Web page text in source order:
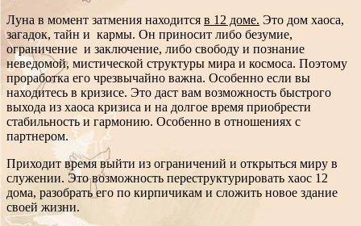
Луна в момент затмения находится в 12 доме. Это дом хаоса,
загадок, тайн и кармы. Он приносит либо безумие,
ограничение и заключение, либо свободу и познание
неведомой, мистической структуры мира и космоса. Поэтому
проработка его чрезвычайно важна. Особенно если вы
находитесь в кризисе. Это даст вам возможность быстрого
выхода из хаоса кризиса и на долгое время приобрести
стабильность и гармонию. Особенно в отношениях с
партнером.
Приходит время выйти из ограничений и открыться миру в
служении. Это возможность переструктурировать хаос 12
дома, разобрать его по кирпичикам и сложить новое здание
своей жизни.